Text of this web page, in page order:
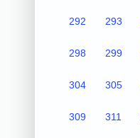
292 293
298 299
304 305
309 311